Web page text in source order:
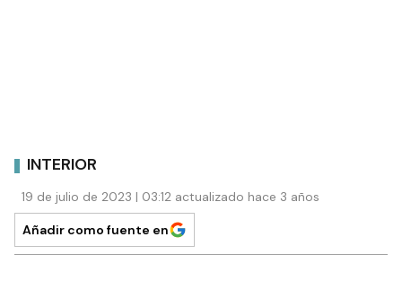
INTERIOR
19 de julio de 2023 | 03:12 actualizado hace 3 años
Añadir como fuente en